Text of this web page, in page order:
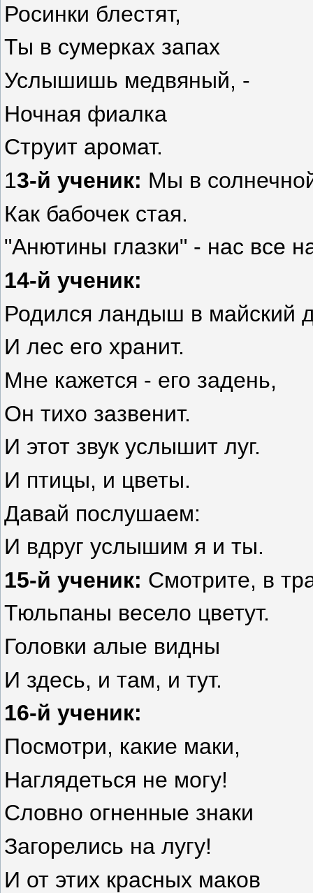
Росинки блестят,
Ты в сумерках запах
Услышишь медвяный, -
Ночная фиалка
Струит аромат.
13-й ученик: Мы в
Как бабочек стая.
"Анютины глазки" - нас все
14-й ученик:
Родился ландыш в майский
И лес его хранит.
Мне кажется - его задень,
Он тихо зазвенит.
И этот звук услышит луг.
И птицы, и цветы.
Давай послушаем:
И вдруг услышим я и ты.
15-й ученик: Смотрите, в
Тюльпаны весело цветут.
Головки алые видны
И здесь, и там, и тут.
16-й ученик:
Посмотри, какие маки,
Наглядеться не могу!
Словно огненные знаки
Загорелись на лугу!
И от этих красных маков